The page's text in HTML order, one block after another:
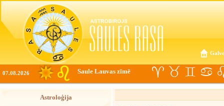
07.08.2026 Saule Lauvas zīmē
Astroloģija